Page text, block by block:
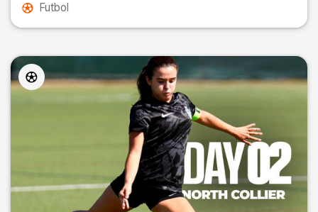
Futbol